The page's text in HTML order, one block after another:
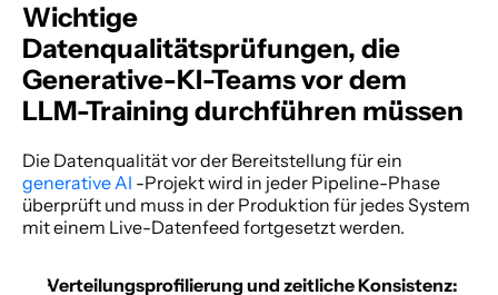
Wichtige
Datenqualitätsprüfungen, die
Generative-KI-Teams vor dem
LLM-Training durchführen müssen
Die Datenqualität vor der Bereitstellung für ein
generative AI -Projekt wird in jeder Pipeline-Phase
überprüft und muss in der Produktion für jedes System
mit einem Live-Datenfeed fortgesetzt werden.